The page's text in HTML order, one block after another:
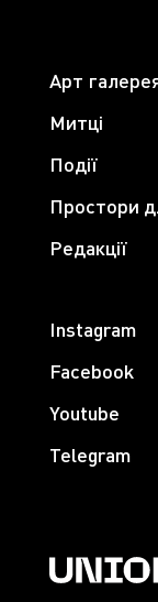
Арт
Митці
Події
Простори
Редакції
Instagram
Facebook
Youtube
Telegram